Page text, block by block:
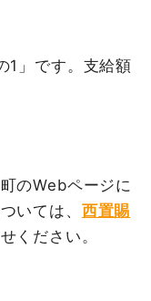
1」です。支給額
のWebページに
いては、 西置賜
ください。